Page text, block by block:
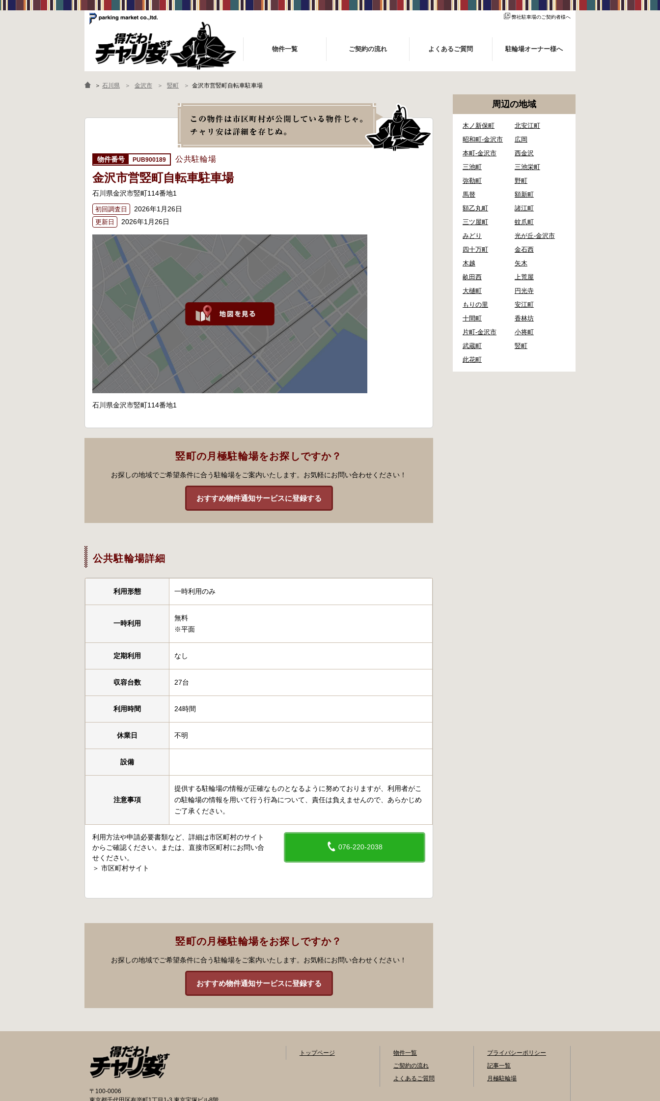
弊社駐車場のご契約者様へ
物件一覧 ご契約の流れ よくあるご質問 駐輪場オーナー様へ
＞ 石川県 金沢市 竪町 金沢市営竪町自転車駐車場
PUB900189 公共駐輪場
金沢市営竪町自転車駐車場
石川県金沢市竪町114番地1
初回調査日 2026年1月26日
更新日 2026年1月26日
石川県金沢市竪町114番地1
竪町の月極駐輪場をお探しですか？
お探しの地域でご希望条件に合う駐輪場をご案内いたします。お気軽にお問い合わせください！
おすすめ物件通知サービスに登録する
公共駐輪場詳細
利用形態 一時利用のみ
一時利用
無料
※平面
定期利用 なし
収容台数 27台
利用時間 24時間
休業日 不明
設備
注意事項
提供する駐輪場の情報が正確なものとなるように努めておりますが、利用者がこ
の駐輪場の情報を用いて行う行為について、責任は負えませんので、あらかじめ
ご了承ください。
076-220-2038
利用方法や申請必要書類など、詳細は市区町村のサイト
からご確認ください。または、直接市区町村にお問い合
せください。
＞ 市区町村サイト
竪町の月極駐輪場をお探しですか？
お探しの地域でご希望条件に合う駐輪場をご案内いたします。お気軽にお問い合わせください！
おすすめ物件通知サービスに登録する
周辺の地域
木ノ新保町
北安江町
昭和町-金沢市
広岡
本町-金沢市
西金沢
三池町
三池栄町
弥勒町
野町
馬替
額新町
額乙丸町
諸江町
三ツ屋町
蚊爪町
みどり
光が丘-金沢市
四十万町
金石西
木越
矢木
畝田西
上荒屋
大樋町
円光寺
もりの里
安江町
十間町
香林坊
片町-金沢市
小将町
武蔵町
竪町
此花町
〒100-0006
トップページ
物件一覧
ご契約の流れ
よくあるご質問
プライバシーポリシー
記事一覧
月極駐輪場